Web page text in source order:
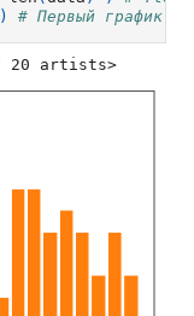
) # Первый график
20 artists>